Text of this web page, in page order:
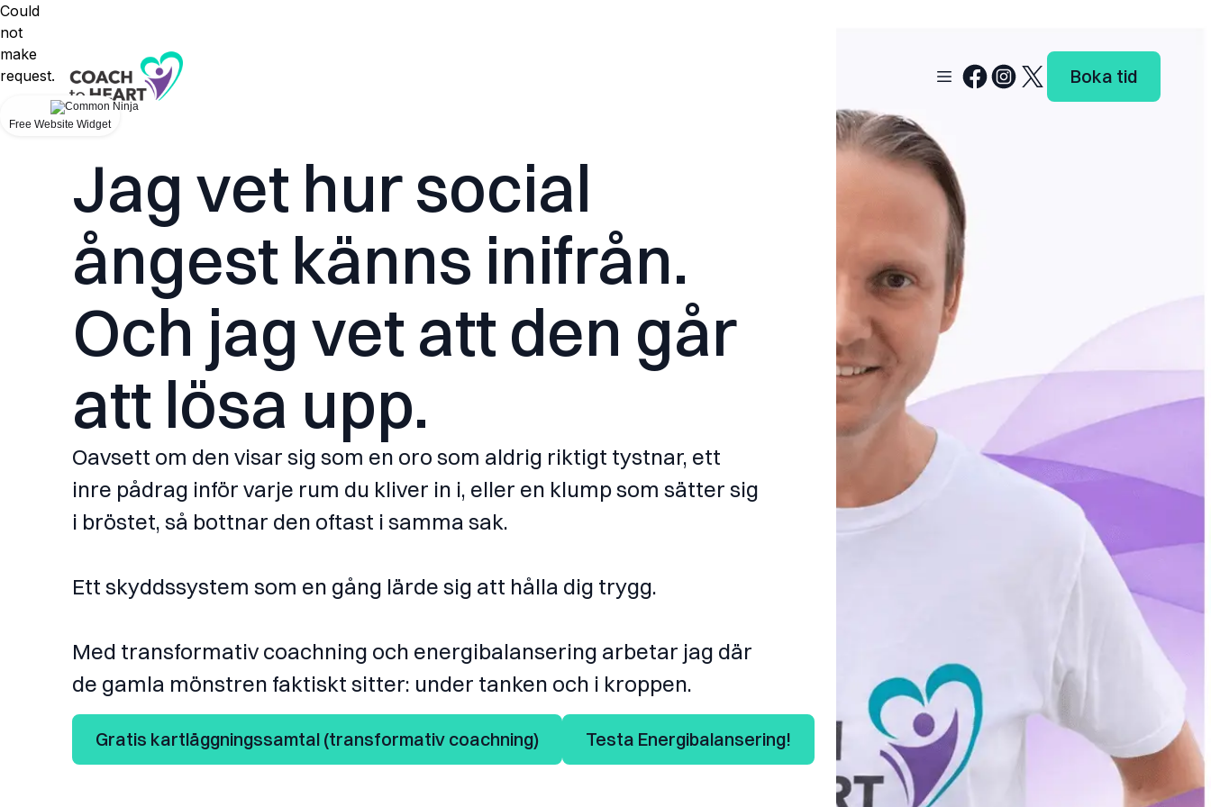
Boka tid
Jag vet hur social
ångest känns inifrån.
Och jag vet att den går
att lösa upp.
Oavsett om den visar sig som en oro som aldrig riktigt tystnar, ett
inre pådrag inför varje rum du kliver in i, eller en klump som sätter sig
i bröstet, så bottnar den oftast i samma sak.
Ett skyddssystem som en gång lärde sig att hålla dig trygg.
Med transformativ coachning och energibalansering arbetar jag där
de gamla mönstren faktiskt sitter: under tanken och i kroppen.
Gratis kartläggningssamtal (transformativ coachning) Testa Energibalansering!
Could
not
make
request.
Free Website Widget